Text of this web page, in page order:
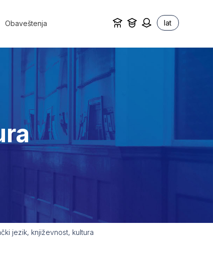
Obaveštenja lat
jezik, književnost, kultura